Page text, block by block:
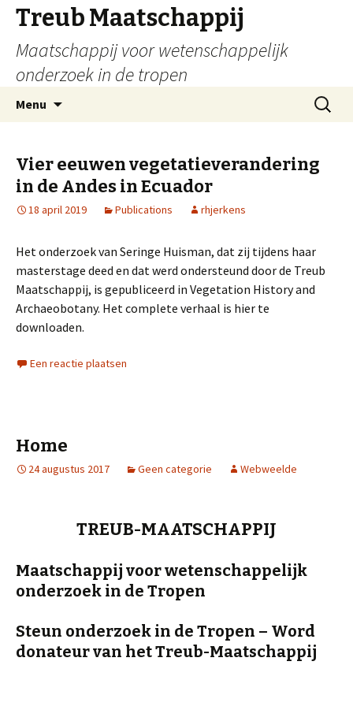
Treub Maatschappij
Maatschappij voor wetenschappelijk
onderzoek in de tropen
Menu
Vier eeuwen vegetatieverandering
in de Andes in Ecuador
18 april 2019 Publications rhjerkens
Het onderzoek van Seringe Huisman, dat zij tijdens haar
masterstage deed en dat werd ondersteund door de Treub
Maatschappij, is gepubliceerd in Vegetation History and
Archaeobotany. Het complete verhaal is hier te
downloaden.
Een reactie plaatsen
Home
24 augustus 2017 Geen categorie Webweelde
TREUB-MAATSCHAPPIJ
Maatschappij voor wetenschappelijk
onderzoek in de Tropen
Steun onderzoek in de Tropen – Word
donateur van het Treub-Maatschappij